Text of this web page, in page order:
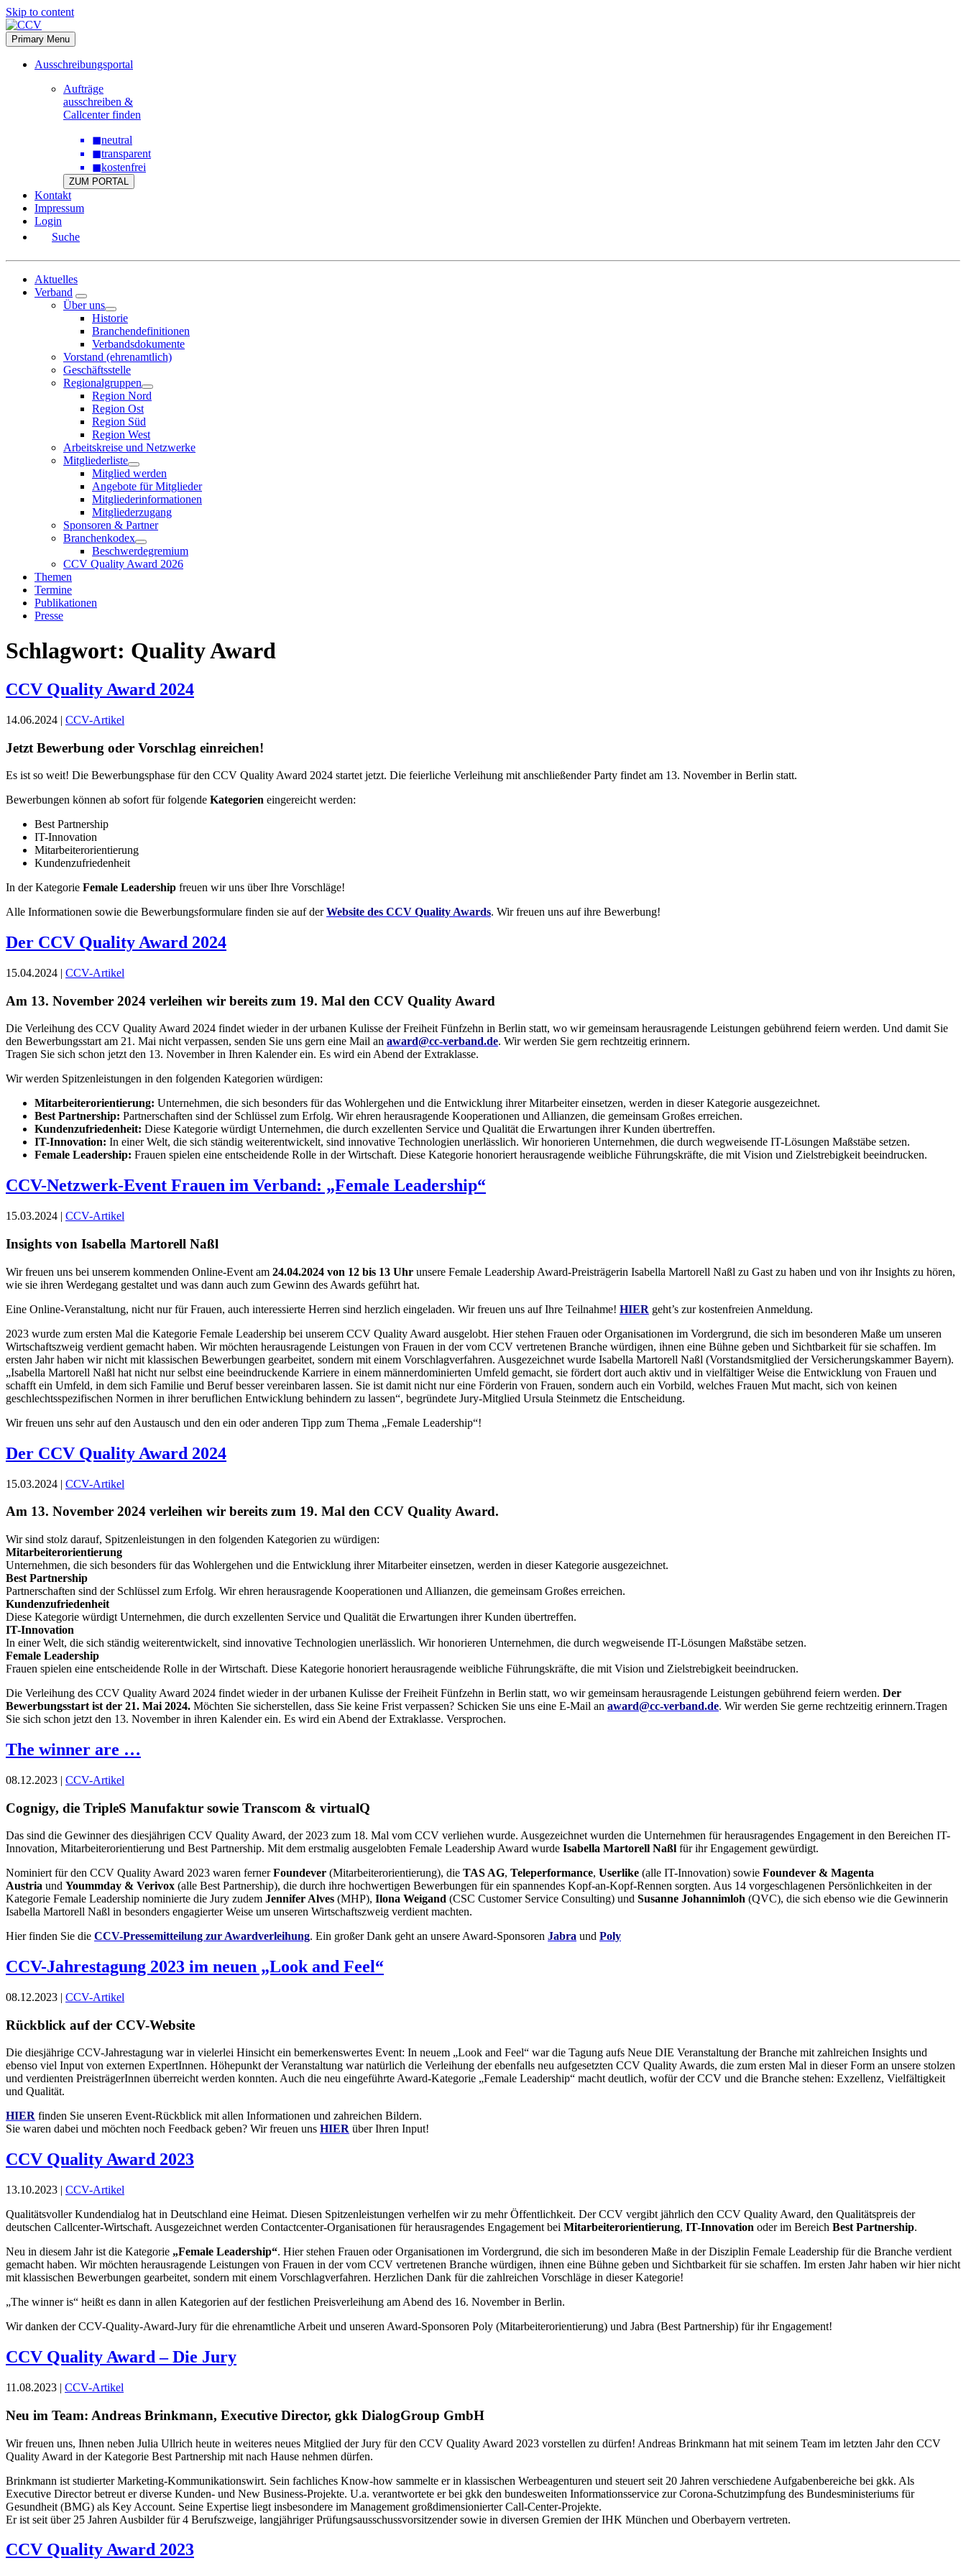
Skip to content
Primary Menu
Ausschreibungsportal
Aufträge
ausschreiben &
Callcenter finden
◼neutral
◼transparent
◼kostenfrei
ZUM PORTAL
Kontakt
Impressum
Login
Suche
Aktuelles
Verband
Über uns
Historie
Branchendefinitionen
Verbandsdokumente
Vorstand (ehrenamtlich)
Geschäftsstelle
Regionalgruppen
Region Nord
Region Ost
Region Süd
Region West
Arbeitskreise und Netzwerke
Mitgliederliste
Mitglied werden
Angebote für Mitglieder
Mitgliederinformationen
Mitgliederzugang
Sponsoren & Partner
Branchenkodex
Beschwerdegremium
CCV Quality Award 2026
Themen
Termine
Publikationen
Presse
Schlagwort: Quality Award
CCV Quality Award 2024
14.06.2024 | CCV-Artikel
Jetzt Bewerbung oder Vorschlag einreichen!
Es ist so weit! Die Bewerbungsphase für den CCV Quality Award 2024 startet jetzt. Die feierliche Verleihung mit anschließender Party findet am 13. November in Berlin statt.
Bewerbungen können ab sofort für folgende Kategorien eingereicht werden:
Best Partnership
IT-Innovation
Mitarbeiterorientierung
Kundenzufriedenheit
In der Kategorie Female Leadership freuen wir uns über Ihre Vorschläge!
Alle Informationen sowie die Bewerbungsformulare finden sie auf derWebsite des CCV Quality Awards. Wir freuen uns auf ihre Bewerbung!
Der CCV Quality Award 2024
15.04.2024 | CCV-Artikel
Am 13. November 2024 verleihen wir bereits zum 19. Mal den CCV Quality Award
Die Verleihung des CCV Quality Award 2024 findet wieder in der urbanen Kulisse der Freiheit Fünfzehn in Berlin statt, wo wir gemeinsam herausragende Leistungen gebührend feiern werden. Und damit Sie
den Bewerbungsstart am 21. Mai nicht verpassen, senden Sie uns gern eine Mail an award@cc-verband.de. Wir werden Sie gern rechtzeitig erinnern.
Tragen Sie sich schon jetzt den 13. November in Ihren Kalender ein. Es wird ein Abend der Extraklasse.
Wir werden Spitzenleistungen in den folgenden Kategorien würdigen:
Mitarbeiterorientierung: Unternehmen, die sich besonders für das Wohlergehen und die Entwicklung ihrer Mitarbeiter einsetzen, werden in dieser Kategorie ausgezeichnet.
Best Partnership: Partnerschaften sind der Schlüssel zum Erfolg. Wir ehren herausragende Kooperationen und Allianzen, die gemeinsam Großes erreichen.
Kundenzufriedenheit: Diese Kategorie würdigt Unternehmen, die durch exzellenten Service und Qualität die Erwartungen ihrer Kunden übertreffen.
IT-Innovation: In einer Welt, die sich ständig weiterentwickelt, sind innovative Technologien unerlässlich. Wir honorieren Unternehmen, die durch wegweisende IT-Lösungen Maßstäbe setzen.
Female Leadership: Frauen spielen eine entscheidende Rolle in der Wirtschaft. Diese Kategorie honoriert herausragende weibliche Führungskräfte, die mit Vision und Zielstrebigkeit beeindrucken.
CCV-Netzwerk-Event Frauen im Verband: „Female Leadership“
15.03.2024 | CCV-Artikel
Insights von Isabella Martorell Naßl
Wir freuen uns bei unserem kommenden Online-Event am 24.04.2024 von 12 bis 13 Uhr unsere Female Leadership Award-Preisträgerin Isabella Martorell Naßl zu Gast zu haben und von ihr Insights zu hören,
wie sie ihren Werdegang gestaltet und was dann auch zum Gewinn des Awards geführt hat.
Eine Online-Veranstaltung, nicht nur für Frauen, auch interessierte Herren sind herzlich eingeladen. Wir freuen uns auf Ihre Teilnahme! HIER geht’s zur kostenfreien Anmeldung.
2023 wurde zum ersten Mal die Kategorie Female Leadership bei unserem CCV Quality Award ausgelobt. Hier stehen Frauen oder Organisationen im Vordergrund, die sich im besonderen Maße um unseren
Wirtschaftszweig verdient gemacht haben. Wir möchten herausragende Leistungen von Frauen in der vom CCV vertretenen Branche würdigen, ihnen eine Bühne geben und Sichtbarkeit für sie schaffen. Im
ersten Jahr haben wir nicht mit klassischen Bewerbungen gearbeitet, sondern mit einem Vorschlagverfahren. Ausgezeichnet wurde Isabella Martorell Naßl (Vorstandsmitglied der Versicherungskammer Bayern).
„Isabella Martorell Naßl hat nicht nur selbst eine beeindruckende Karriere in einem männerdominierten Umfeld gemacht, sie fördert dort auch aktiv und in vielfältiger Weise die Entwicklung von Frauen und
schafft ein Umfeld, in dem sich Familie und Beruf besser vereinbaren lassen. Sie ist damit nicht nur eine Förderin von Frauen, sondern auch ein Vorbild, welches Frauen Mut macht, sich von keinen
geschlechtsspezifischen Normen in ihrer beruflichen Entwicklung behindern zu lassen“, begründete Jury-Mitglied Ursula Steinmetz die Entscheidung.
Wir freuen uns sehr auf den Austausch und den ein oder anderen Tipp zum Thema „Female Leadership“!
Der CCV Quality Award 2024
15.03.2024 | CCV-Artikel
Am 13. November 2024 verleihen wir bereits zum 19. Mal den CCV Quality Award.
Wir sind stolz darauf, Spitzenleistungen in den folgenden Kategorien zu würdigen:
Mitarbeiterorientierung
Unternehmen, die sich besonders für das Wohlergehen und die Entwicklung ihrer Mitarbeiter einsetzen, werden in dieser Kategorie ausgezeichnet.
Best Partnership
Partnerschaften sind der Schlüssel zum Erfolg. Wir ehren herausragende Kooperationen und Allianzen, die gemeinsam Großes erreichen.
Kundenzufriedenheit
Diese Kategorie würdigt Unternehmen, die durch exzellenten Service und Qualität die Erwartungen ihrer Kunden übertreffen.
IT-Innovation
In einer Welt, die sich ständig weiterentwickelt, sind innovative Technologien unerlässlich. Wir honorieren Unternehmen, die durch wegweisende IT-Lösungen Maßstäbe setzen.
Female Leadership
Frauen spielen eine entscheidende Rolle in der Wirtschaft. Diese Kategorie honoriert herausragende weibliche Führungskräfte, die mit Vision und Zielstrebigkeit beeindrucken.
Die Verleihung des CCV Quality Award 2024 findet wieder in der urbanen Kulisse der Freiheit Fünfzehn in Berlin statt, wo wir gemeinsam herausragende Leistungen gebührend feiern werden. Der
Bewerbungsstart ist der 21. Mai 2024. Möchten Sie sicherstellen, dass Sie keine Frist verpassen? Schicken Sie uns eine E-Mail an award@cc-verband.de. Wir werden Sie gerne rechtzeitig erinnern.Tragen
Sie sich schon jetzt den 13. November in ihren Kalender ein. Es wird ein Abend der Extraklasse. Versprochen.
The winner are …
08.12.2023 | CCV-Artikel
Cognigy, die TripleS Manufaktur sowie Transcom & virtualQ
Das sind die Gewinner des diesjährigen CCV Quality Award, der 2023 zum 18. Mal vom CCV verliehen wurde. Ausgezeichnet wurden die Unternehmen für herausragendes Engagement in den Bereichen IT-
Innovation, Mitarbeiterorientierung und Best Partnership. Mit dem erstmalig ausgelobten Female Leadership Award wurde Isabella Martorell Naßl für ihr Engagement gewürdigt.
Nominiert für den CCV Quality Award 2023 waren fernerFoundever (Mitarbeiterorientierung), die TAS AG, Teleperformance, Userlike (alle IT-Innovation) sowie Foundever & Magenta
Austria und Yoummday & Verivox (alle Best Partnership), die durch ihre hochwertigen Bewerbungen für ein spannendes Kopf-an-Kopf-Rennen sorgten. Aus 14 vorgeschlagenen Persönlichkeiten in der
Kategorie Female Leadership nominierte die Jury zudem Jennifer Alves (MHP), Ilona Weigand (CSC Customer Service Consulting) und Susanne Johannimloh (QVC), die sich ebenso wie die Gewinnerin
Isabella Martorell Naßl in besonders engagierter Weise um unseren Wirtschaftszweig verdient machten.
Hier finden Sie die CCV-Pressemitteilung zur Awardverleihung. Ein großer Dank geht an unsere Award-Sponsoren Jabra und Poly
CCV-Jahrestagung 2023 im neuen „Look and Feel“
08.12.2023 | CCV-Artikel
Rückblick auf der CCV-Website
Die diesjährige CCV-Jahrestagung war in vielerlei Hinsicht ein bemerkenswertes Event: In neuem „Look and Feel“ war die Tagung aufs Neue DIE Veranstaltung der Branche mit zahlreichen Insights und
ebenso viel Input von externen ExpertInnen. Höhepunkt der Veranstaltung war natürlich die Verleihung der ebenfalls neu aufgesetzten CCV Quality Awards, die zum ersten Mal in dieser Form an unsere stolzen
und verdienten PreisträgerInnen überreicht werden konnten. Auch die neu eingeführte Award-Kategorie „Female Leadership“ macht deutlich, wofür der CCV und die Branche stehen: Exzellenz, Vielfältigkeit
und Qualität.
HIER finden Sie unseren Event-Rückblick mit allen Informationen und zahreichen Bildern.
Sie waren dabei und möchten noch Feedback geben? Wir freuen uns HIER über Ihren Input!
CCV Quality Award 2023
13.10.2023 | CCV-Artikel
Qualitätsvoller Kundendialog hat in Deutschland eine Heimat. Diesen Spitzenleistungen verhelfen wir zu mehr Öffentlichkeit. Der CCV vergibt jährlich den CCV Quality Award, den Qualitätspreis der
deutschen Callcenter-Wirtschaft. Ausgezeichnet werden Contactcenter-Organisationen für herausragendes Engagement bei Mitarbeiterorientierung, IT-Innovation oder im Bereich Best Partnership.
Neu in diesem Jahr ist die Kategorie „Female Leadership“. Hier stehen Frauen oder Organisationen im Vordergrund, die sich im besonderen Maße in der Disziplin Female Leadership für die Branche verdient
gemacht haben. Wir möchten herausragende Leistungen von Frauen in der vom CCV vertretenen Branche würdigen, ihnen eine Bühne geben und Sichtbarkeit für sie schaffen. Im ersten Jahr haben wir hier nicht
mit klassischen Bewerbungen gearbeitet, sondern mit einem Vorschlagverfahren. Herzlichen Dank für die zahlreichen Vorschläge in dieser Kategorie!
„The winner is“ heißt es dann in allen Kategorien auf der festlichen Preisverleihung am Abend des 16. November in Berlin.
Wir danken der CCV-Quality-Award-Jury für die ehrenamtliche Arbeit und unseren Award-Sponsoren Poly (Mitarbeiterorientierung) und Jabra (Best Partnership) für ihr Engagement!
CCV Quality Award – Die Jury
11.08.2023 | CCV-Artikel
Neu im Team: Andreas Brinkmann, Executive Director, gkk DialogGroup GmbH
Wir freuen uns, Ihnen neben Julia Ullrich heute in weiteres neues Mitglied der Jury für den CCV Quality Award 2023 vorstellen zu dürfen! Andreas Brinkmann hat mit seinem Team im letzten Jahr den CCV
Quality Award in der Kategorie Best Partnership mit nach Hause nehmen dürfen.
Brinkmann ist studierter Marketing-Kommunikationswirt. Sein fachliches Know-how sammelte er in klassischen Werbeagenturen und steuert seit 20 Jahren verschiedene Aufgabenbereiche bei gkk. Als
Executive Director betreut er diverse Kunden- und New Business-Projekte. U.a. verantwortete er bei gkk den bundesweiten Informationsservice zur Corona-Schutzimpfung des Bundesministeriums für
Gesundheit (BMG) als Key Account. Seine Expertise liegt insbesondere im Management großdimensionierter Call-Center-Projekte.
Er ist seit über 25 Jahren Ausbilder für 4 Berufszweige, langjähriger Prüfungsausschussvorsitzender sowie in diversen Gremien der IHK München und Oberbayern vertreten.
CCV Quality Award 2023